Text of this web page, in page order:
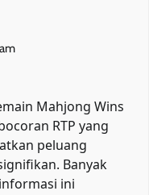
Mahjong Wins
RTP yang
peluang
Banyak
ini